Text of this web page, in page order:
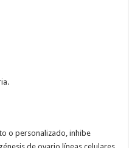
o personalizado, inhibe